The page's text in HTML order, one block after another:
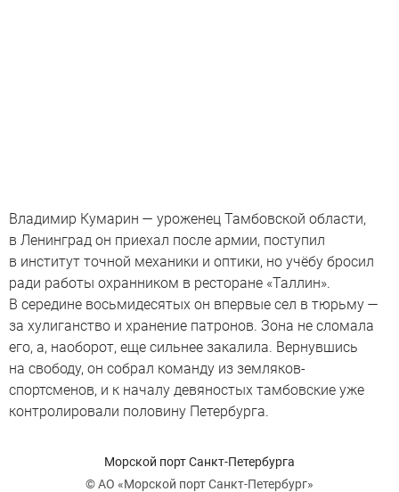
Владимир Кумарин — уроженец Тамбовской области,
в Ленинград он приехал после армии, поступил
в институт точной механики и оптики, но учёбу бросил
ради работы охранником в ресторане «Таллин».
В середине восьмидесятых он впервые сел в тюрьму —
за хулиганство и хранение патронов. Зона не сломала
его, а, наоборот, еще сильнее закалила. Вернувшись
на свободу, он собрал команду из земляков-
спортсменов, и к началу девяностых тамбовские уже
контролировали половину Петербурга.
Морской порт Санкт-Петербурга
© АО «Морской порт Санкт-Петербург»